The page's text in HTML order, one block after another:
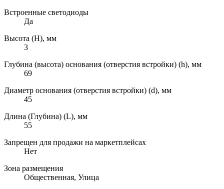
Встроенные светодиоды
Да
Высота (H), мм
3
Глубина (высота) основания (отверстия встройки) (h), мм
69
Диаметр основания (отверстия встройки) (d), мм
45
Длина (Глубина) (L), мм
55
Запрещен для продажи на маркетплейсах
Нет
Зона размещения
Общественная, Улица